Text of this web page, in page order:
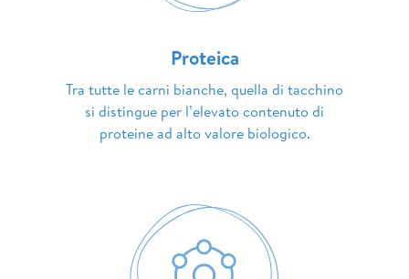
Proteica
Tra tutte le carni bianche, quella di tacchino
si distingue per l’elevato contenuto di
proteine ad alto valore biologico.